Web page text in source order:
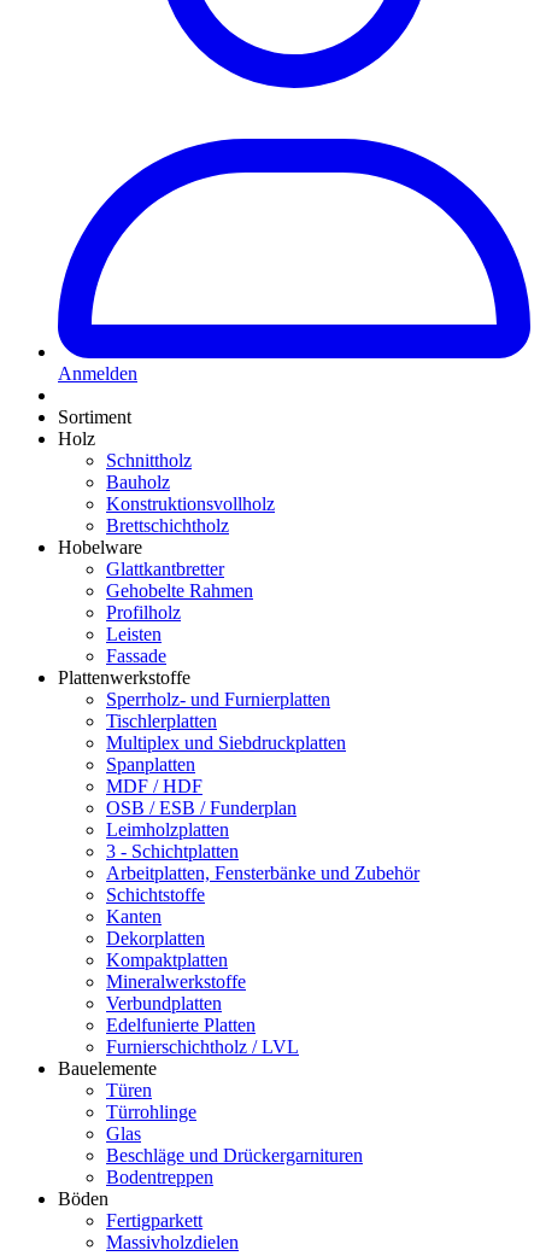
Anmelden
Sortiment
Holz
Schnittholz
Bauholz
Konstruktionsvollholz
Brettschichtholz
Hobelware
Glattkantbretter
Gehobelte Rahmen
Profilholz
Leisten
Fassade
Plattenwerkstoffe
Sperrholz- und Furnierplatten
Tischlerplatten
Multiplex und Siebdruckplatten
Spanplatten
MDF / HDF
OSB / ESB / Funderplan
Leimholzplatten
3 - Schichtplatten
Arbeitplatten, Fensterbänke und Zubehör
Schichtstoffe
Kanten
Dekorplatten
Kompaktplatten
Mineralwerkstoffe
Verbundplatten
Edelfunierte Platten
Furnierschichtholz / LVL
Bauelemente
Türen
Türrohlinge
Glas
Beschläge und Drückergarnituren
Bodentreppen
Böden
Fertigparkett
Massivholzdielen